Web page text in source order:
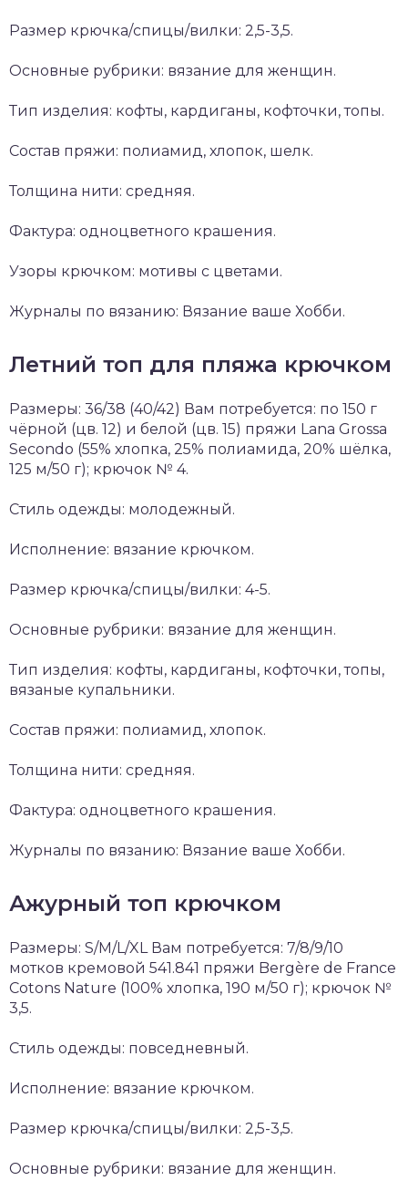
Размер крючка/спицы/вилки: 2,5-3,5.
Основные рубрики: вязание для женщин.
Тип изделия: кофты, кардиганы, кофточки, топы.
Состав пряжи: полиамид, хлопок, шелк.
Толщина нити: средняя.
Фактура: одноцветного крашения.
Узоры крючком: мотивы с цветами.
Журналы по вязанию: Вязание ваше Хобби.
Летний топ для пляжа крючком
Размеры: 36/38 (40/42) Вам потребуется: по 150 г
чёрной (цв. 12) и белой (цв. 15) пряжи Lana Grossa
Secondo (55% хлопка, 25% полиамида, 20% шёлка,
125 м/50 г); крючок № 4.
Стиль одежды: молодежный.
Исполнение: вязание крючком.
Размер крючка/спицы/вилки: 4-5.
Основные рубрики: вязание для женщин.
Тип изделия: кофты, кардиганы, кофточки, топы,
вязаные купальники.
Состав пряжи: полиамид, хлопок.
Толщина нити: средняя.
Фактура: одноцветного крашения.
Журналы по вязанию: Вязание ваше Хобби.
Ажурный топ крючком
Размеры: S/M/L/XL Вам потребуется: 7/8/9/10
мотков кремовой 541.841 пряжи Bergère de France
Cotons Nature (100% хлопка, 190 м/50 г); крючок №
3,5.
Стиль одежды: повседневный.
Исполнение: вязание крючком.
Размер крючка/спицы/вилки: 2,5-3,5.
Основные рубрики: вязание для женщин.